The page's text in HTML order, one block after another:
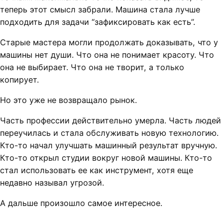
теперь этот смысл забрали. Машина стала лучше
подходить для задачи “зафиксировать как есть”.
Старые мастера могли продолжать доказывать, что у
машины нет души. Что она не понимает красоту. Что
она не выбирает. Что она не творит, а только
копирует.
Но это уже не возвращало рынок.
Часть профессии действительно умерла. Часть людей
переучилась и стала обслуживать новую технологию.
Кто-то начал улучшать машинный результат вручную.
Кто-то открыл студии вокруг новой машины. Кто-то
стал использовать ее как инструмент, хотя еще
недавно называл угрозой.
А дальше произошло самое интересное.